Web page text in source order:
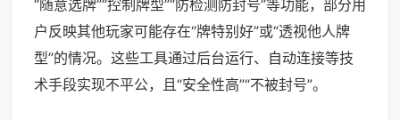
“随意选牌”“控制牌型”“防检测防封号”等功能，部分用
户反映其他玩家可能存在“牌特别好”或“透视他人牌
型”的情况。这些工具通过后台运行、自动连接等技
术手段实现不平公，且“安全性高”“不被封号”。